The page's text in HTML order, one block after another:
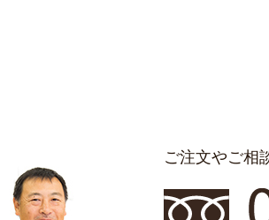
ご注文やご相